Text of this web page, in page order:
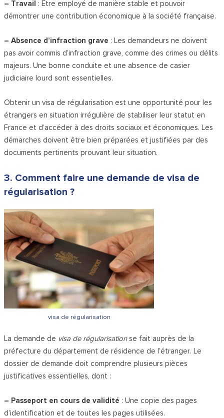
– Travail : Être employé de manière stable et pouvoir
démontrer une contribution économique à la société française.
– Absence d’infraction grave : Les demandeurs ne doivent
pas avoir commis d’infraction grave, comme des crimes ou délits
majeurs. Une bonne conduite et une absence de casier
judiciaire lourd sont essentielles.
Obtenir un visa de régularisation est une opportunité pour les
étrangers en situation irrégulière de stabiliser leur statut en
France et d’accéder à des droits sociaux et économiques. Les
démarches doivent être bien préparées et justifiées par des
documents pertinents prouvant leur situation.
3. Comment faire une demande de visa de
régularisation ?
visa de régularisation
La demande de visa de régularisationse fait auprès de la
préfecture du département de résidence de l’étranger. Le
dossier de demande doit comprendre plusieurs pièces
justificatives essentielles, dont :
– Passeport en cours de validité : Une copie des pages
d’identification et de toutes les pages utilisées.